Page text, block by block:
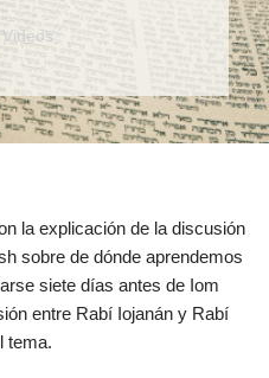
Videos
la explicación de la discusión
sobre de dónde aprendemos
siete días antes de Iom
entre Rabí Iojanán y Rabí
tema.